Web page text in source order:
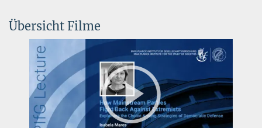
Übersicht Filme